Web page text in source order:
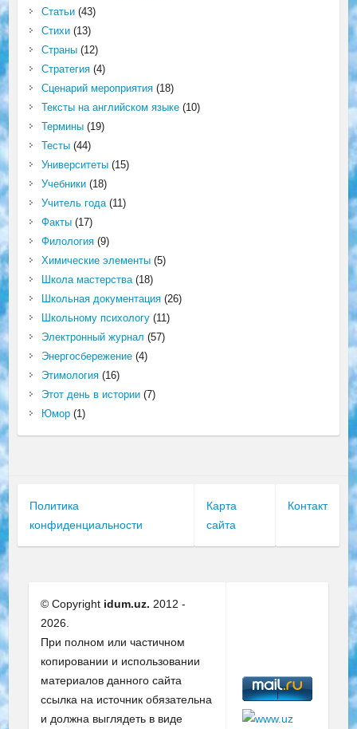
Статьи(43)
Стихи(13)
Страны(12)
Стратегия(4)
Сценарий мероприятия(18)
Тексты на английском языке(10)
Термины(19)
Тесты(44)
Университеты(15)
Учебники(18)
Учитель года(11)
Факты(17)
Филология(9)
Химические элементы(5)
Школа мастерства(18)
Школьная документация(26)
Школьному психологу(11)
Электронный журнал (57)
Энергосбережение(4)
Этимология(16)
Этот день в истории(7)
Юмор(1)
Политика
конфиденциальности
Карта
сайта
Контакт
© Copyright idum.uz. 2012 -
2026.
При полном или частичном
копировании и использовании
материалов данного сайта
ссылка на источник обязательна
и должна выглядеть в виде